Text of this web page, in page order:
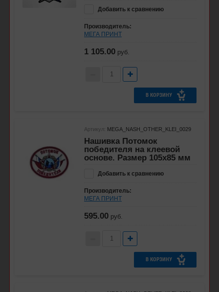
Добавить к сравнению
Производитель:
МЕГА ПРИНТ
1 105.00 руб.
В КОРЗИНУ
Артикул: MEGA_NASH_OTHER_KLEI_0029
Нашивка Потомок
победителя на клеевой
основе. Размер 105х85 мм
Добавить к сравнению
Производитель:
МЕГА ПРИНТ
595.00 руб.
В КОРЗИНУ